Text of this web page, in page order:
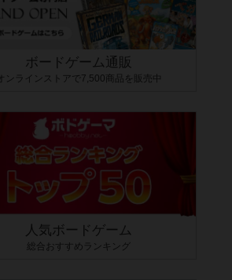
ボードゲーム通販
オンラインストアで7,500商品を販売中
人気ボードゲーム
総合おすすめランキング